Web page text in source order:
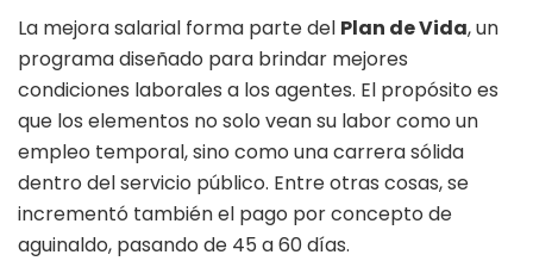
La mejora salarial forma parte del Plan de Vida, un
programa diseñado para brindar mejores
condiciones laborales a los agentes. El propósito es
que los elementos no solo vean su labor como un
empleo temporal, sino como una carrera sólida
dentro del servicio público. Entre otras cosas, se
incrementó también el pago por concepto de
aguinaldo, pasando de 45 a 60 días.